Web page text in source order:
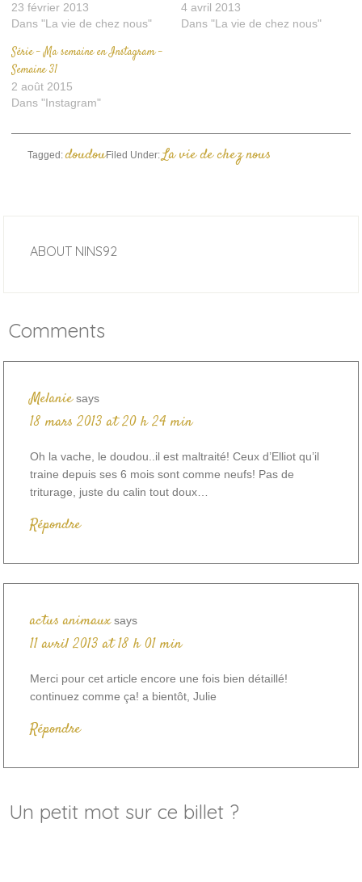
23 février 2013
Dans "La vie de chez nous"
4 avril 2013
Dans "La vie de chez nous"
Série – Ma semaine en Instagram –
Semaine 31
2 août 2015
Dans "Instagram"
Filed Under:La vie de chez nous
Tagged:doudou
ABOUT NINS92
Comments
Melanie says
18 mars 2013 at 20 h 24 min
Oh la vache, le doudou..il est maltraité! Ceux d’Elliot qu’il
traine depuis ses 6 mois sont comme neufs! Pas de
triturage, juste du calin tout doux…
Répondre
actus animaux says
11 avril 2013 at 18 h 01 min
Merci pour cet article encore une fois bien détaillé!
continuez comme ça! a bientôt, Julie
Répondre
Un petit mot sur ce billet ?